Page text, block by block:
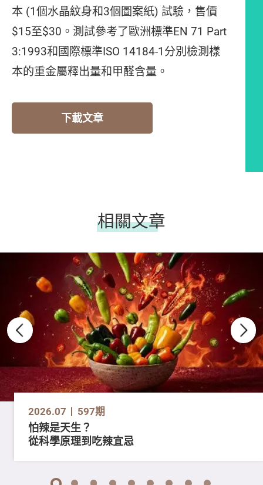
本 (1個水晶紋身和3個圖案紙) 試驗，售價
$15至$30。測試參考了歐洲標準EN 71 Part
3:1993和國際標準ISO 14184-1分別檢測樣
本的重金屬釋出量和甲醛含量。
下載文章
相關文章
2026.07 597期
怕辣是天生？
從科學原理到吃辣宜忌